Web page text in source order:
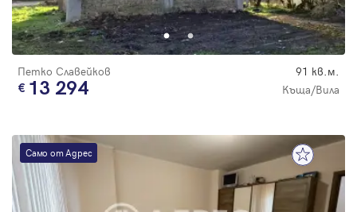
Петко Славейков 91 кв.м.
13 294 Къща/Вила
Само от Адрес
Парола
Забравена парола